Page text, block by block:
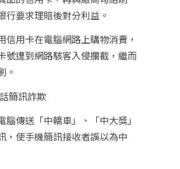
行要求理賠後對分利益。
信用卡在電腦網路上購物消費，
號遭到網路駭客入侵攔截，繼而
。
簡訊詐欺
腦傳送「中轎車」、「中大獎」
，使手機簡訊接收者誤以為中